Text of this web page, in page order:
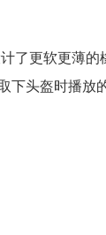
了更软更薄
下头盔时播放